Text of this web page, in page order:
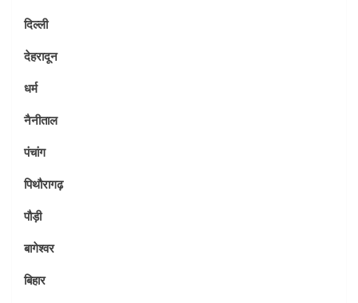
दिल्ली
देहरादून
धर्म
नैनीताल
पंचांग
पिथौरागढ़
पौड़ी
बागेश्वर
बिहार